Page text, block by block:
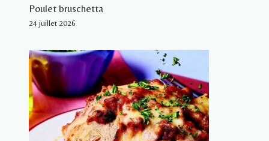
Poulet bruschetta
24 juillet 2026